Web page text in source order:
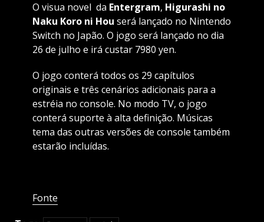
O visua novel da Entergram, Higurashi no
Naku Koro ni Hou será lançado no Nintendo
Switch no Japão. O jogo será lançado no dia
26 de julho e irá custar 7980 yen.
O jogo conterá todos os 29 capítulos
originais e três cenários adicionais para a
estréia no console. No modo TV, o jogo
conterá suporte à alta definição. Músicas
tema das outras versões de console também
estarão incluídas.
Fonte